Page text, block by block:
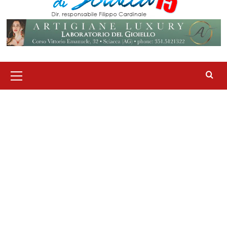
principale